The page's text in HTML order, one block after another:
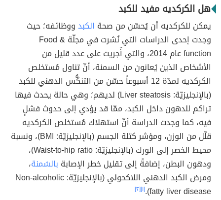
هل الكركديه مفيد للكبد
يمكن للكركديه أن يُحسّن من صحة الكبدووظائفه؛ حيث
وجدت إحدى الدراسات التي نُشرت في مجلّة Food &
function عام 2014، والتي أُجريت على عدد قليل من
الأشخاص الذين يُعانون من السمنة، أنّ تناول مُستخلص
الكركديه لمدّة 12 أسبوعاً حسّن من التنكُّس الدهني للكبد
(بالإنجليزيّة: Liver steatosis) لديهم؛ وهي حالة يحدث فيها
تراكم للدهون داخل الكبد، ممّا قد يؤدي إلى حدوث فشلٍ
فيه، كما وجدت الدراسة أنّ استهلاك مُستخلص الكركديه
قلّل من الوزن، ومؤشر كتلة الجسم (بالإنجليزيّة: BMI)، ونسبة
محيط الخصر إلى الورك (بالإنجليزيّة: Waist-to-hip ratio)،
ودهون البطن، إضافةً إلى تقليل خطر الإصابة بالسُمنة،
ومرض الكبد الدهني اللاكحولي (بالإنجليزيّة: Non-alcoholic
fatty liver disease). [١] [٢]